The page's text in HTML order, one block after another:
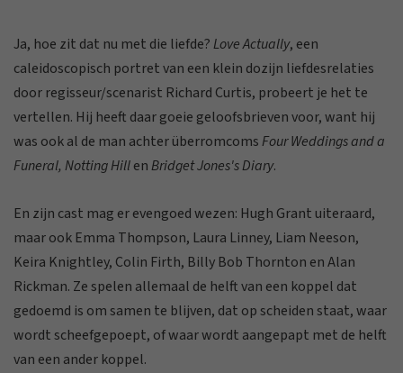
Ja, hoe zit dat nu met die liefde?Love Actually, een
caleidoscopisch portret van een klein dozijn liefdesrelaties
door regisseur/scenarist Richard Curtis, probeert je het te
vertellen. Hij heeft daar goeie geloofsbrieven voor, want hij
was ook al de man achter überromcomsFour Weddings and a
Funeral, Notting HillenBridget Jones's Diary.
En zijn cast mag er evengoed wezen: Hugh Grant uiteraard,
maar ook Emma Thompson, Laura Linney, Liam Neeson,
Keira Knightley, Colin Firth, Billy Bob Thornton en Alan
Rickman. Ze spelen allemaal de helft van een koppel dat
gedoemd is om samen te blijven, dat op scheiden staat, waar
wordt scheefgepoept, of waar wordt aangepapt met de helft
van een ander koppel.